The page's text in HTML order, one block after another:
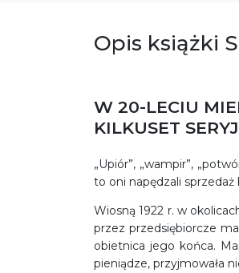
Opis książki
W 20-LECIU
KILKUSET
„Upiór”, „wampir”,
to oni napędzali
Wiosną 1922 r. w
przez przedsiębiorcze
obietnica jego końca.
pieniądze, przyjmowała